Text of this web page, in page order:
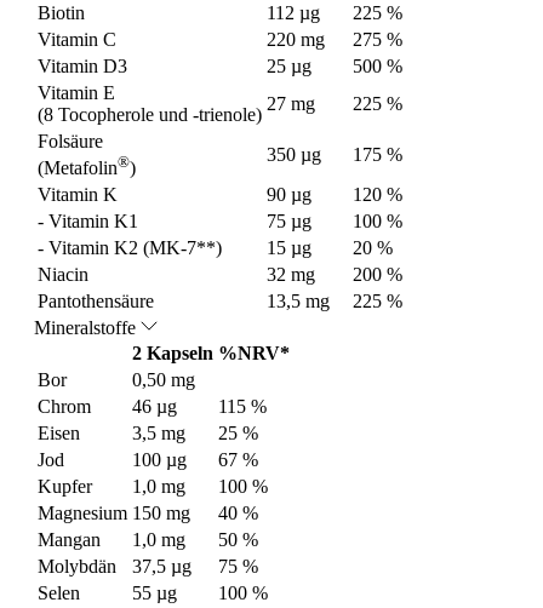
Biotin
112 µg
225 %
Vitamin C
220 mg
275 %
Vitamin D3
25 µg
500 %
Vitamin E
(8 Tocopherole und -trienole)
27 mg
225 %
Folsäure
(Metafolin®)
350 µg
175 %
Vitamin K
90 µg
120 %
- Vitamin K1
75 µg
100 %
- Vitamin K2 (MK-7**)
15 µg
20 %
Niacin
32 mg
200 %
Pantothensäure
13,5 mg
225 %
Mineralstoffe
2 Kapseln %NRV*
Bor
0,50 mg
Chrom
46 µg
115 %
Eisen
3,5 mg
25 %
Jod
100 µg
67 %
Kupfer
1,0 mg
100 %
Magnesium 150 mg
40 %
Mangan
1,0 mg
50 %
Molybdän
37,5 µg
75 %
Selen
55 µg 100 %